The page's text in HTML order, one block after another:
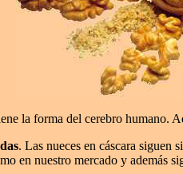
la forma del cerebro humano.
. Las nueces en cáscara siguen
en nuestro mercado y además